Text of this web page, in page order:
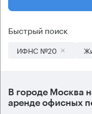
Быстрый поиск
ИФНС №20
В городе Москва
аренде офисных